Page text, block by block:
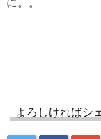
よろしければシ